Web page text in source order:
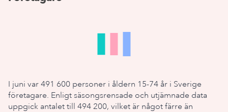
I juni var 491 600 personer i åldern 15-74 år i Sverige
företagare. Enligt säsongsrensade och utjämnade data
uppgick antalet till 494 200, vilket är något färre än